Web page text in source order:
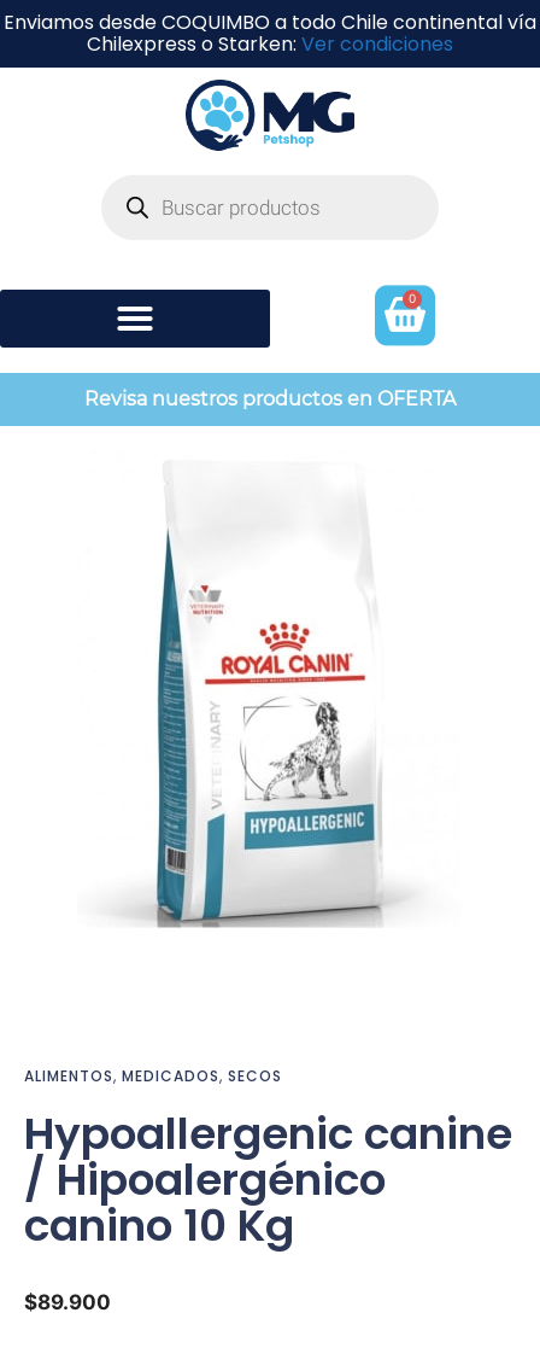
Enviamos desde COQUIMBO a todo Chile continental vía
Chilexpress o Starken: Ver condiciones
0
Revisa nuestros productos en OFERTA
ALIMENTOS, MEDICADOS, SECOS
Hypoallergenic canine
/ Hipoalergénico
canino 10 Kg
$89.900